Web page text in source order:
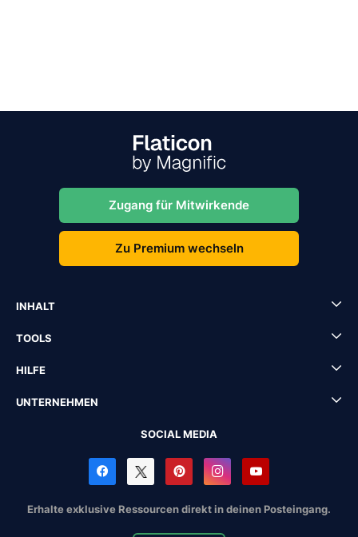
Zugang für Mitwirkende
Zu Premium wechseln
INHALT
TOOLS
HILFE
UNTERNEHMEN
SOCIAL MEDIA
Erhalte exklusive Ressourcen direkt in deinen Posteingang.